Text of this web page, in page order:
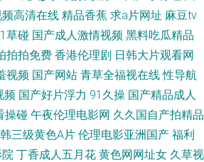
久久嫩草国产一 91在线播放福利 五月丁香插逼
五月天 99中文化产品在线看 日本ar不卡 91在线
产成精品 草莓榴莲导航 手机看片1088 亚州精品
高清在线 精品香蕉 求a片网址 麻豆tv
草碰 国产成人激情视频 黑料吃瓜精品
拍拍免费 香港伦理剧 日韩大片观看网
视频 国产网站 青草全福视在线 性导航
频 国产好片浮力 91久操 国产精品成人
操碰 午夜伦理电影网 久久国自产拍精品
三级黄色A片 伦理电影亚洲国产 福利
丁香成人五月花 黄色网网址女 久草视